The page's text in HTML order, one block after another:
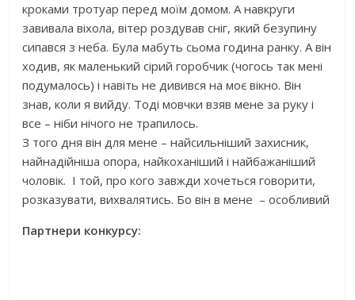
кроками тротуар перед моїм домом. А навкруги
завивала віхола, вітер роздував сніг, який безупину
сипався з неба. Була мабуть сьома година ранку. А він
ходив, як маленький сірий горобчик (чогось так мені
подумалось) і навіть не дивився на моє вікно. Він
знав, коли я вийду. Тоді мовчки взяв мене за руку і
все – ніби нічого не трапилось.
З того дня він для мене – найсильніший захисник,
найнадійніша опора, найкоханіший і найбажаніший
чоловік. І той, про кого завжди хочеться говорити,
розказувати, вихвалятись. Бо він в мене – особливий
Партнери конкурсу: